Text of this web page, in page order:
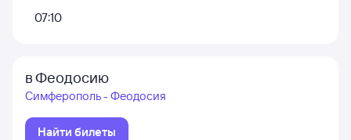
07:10
в Феодосию
Симферополь - Феодосия
Найти билеты